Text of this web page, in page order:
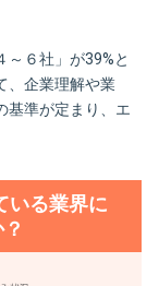
～６社」が39%と
、企業理解や業
基準が定まり、エ
る業界に